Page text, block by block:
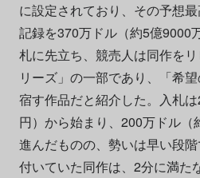
に設定されており、その予想
記録を370万ドル（約5億9000
札に先立ち、競売人は同作を
リーズ」の一部であり、「希
宿す作品だと紹介した。入札
円）から始まり、200万ドル
進んだものの、勢いは早い段
付いていた同作は、2分に満た